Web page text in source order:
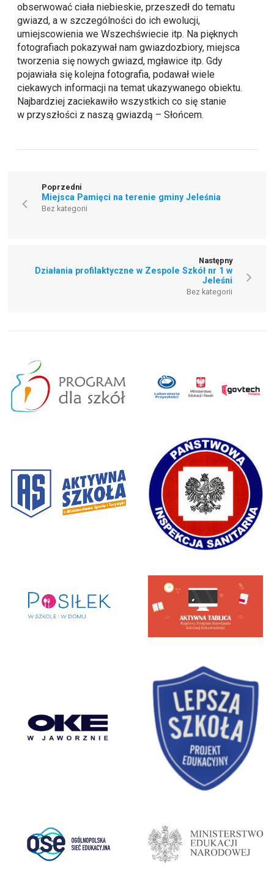
obserwować ciała niebieskie, przeszedł do tematu
gwiazd, a w szczególności do ich ewolucji,
umiejscowienia we Wszechświecie itp. Na pięknych
fotografiach pokazywał nam gwiazdozbiory, miejsca
tworzenia się nowych gwiazd, mgławice itp. Gdy
pojawiała się kolejna fotografia, podawał wiele
ciekawych informacji na temat ukazywanego obiektu.
Najbardziej zaciekawiło wszystkich co się stanie
w przyszłości z naszą gwiazdą – Słońcem.
Poprzedni
Miejsca Pamięci na terenie gminy Jeleśnia
Bez kategorii
Następny
Działania profilaktyczne w Zespole Szkół nr 1 w
Jeleśni
Bez kategorii